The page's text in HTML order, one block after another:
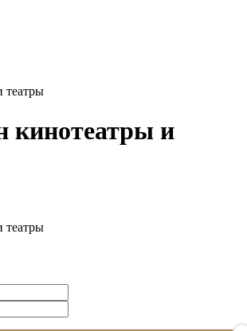
театры
кинотеатры и
театры